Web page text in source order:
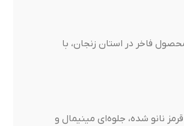
فاخر در استان زنجان، با
نانو شده، جلوه‌ای مینیمال و